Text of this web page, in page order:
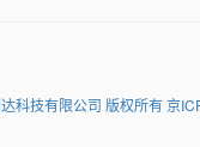
科技有限公司 版权所有 京